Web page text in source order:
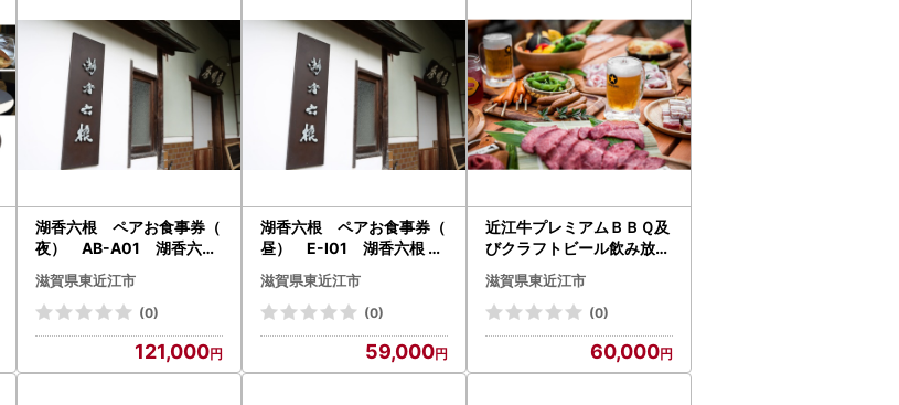
ズです。
管理、受付済書のダウンロード、寄附金証明書XMLデータの取得などが可能です。
mypg.jp/
（※初めての方はアカウント登録が必要です）
」による申請も可能です。
わせを多数いただいており、回答まで数日（混雑時は1週間程度）お時間を要する場合がございます。
、何卒ご容赦ください。
に関するお問い合わせ】
湖香六根 ペアお食事券（
夜） AB-A01 湖香六根
滋賀県東近江市
(0)
121,000
湖香六根 ペアお食事券（
昼） E-I01 湖香六根 東
滋賀県東近江市
(0)
59,000
近江牛プレミアムＢＢＱ及
びクラフトビール飲み放題
チケット（３名様用） F
20 パンカフェＫＯＫＯ
Ｎ～江近～ 東近江
滋賀県東近江市
(0)
60,000